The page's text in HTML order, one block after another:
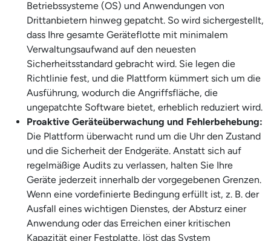
Betriebssysteme (OS) und Anwendungen von
Drittanbietern hinweg gepatcht. So wird sichergestellt,
dass Ihre gesamte Geräteflotte mit minimalem
Verwaltungsaufwand auf den neuesten
Sicherheitsstandard gebracht wird. Sie legen die
Richtlinie fest, und die Plattform kümmert sich um die
Ausführung, wodurch die Angriffsfläche, die
ungepatchte Software bietet, erheblich reduziert wird.
Proaktive Geräteüberwachung und Fehlerbehebung:
Die Plattform überwacht rund um die Uhr den Zustand
und die Sicherheit der Endgeräte. Anstatt sich auf
regelmäßige Audits zu verlassen, halten Sie Ihre
Geräte jederzeit innerhalb der vorgegebenen Grenzen.
Wenn eine vordefinierte Bedingung erfüllt ist, z. B. der
Ausfall eines wichtigen Dienstes, der Absturz einer
Anwendung oder das Erreichen einer kritischen
Kapazität einer Festplatte, löst das System